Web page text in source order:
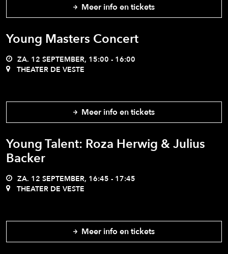
Meer info en tickets
Young Masters Concert
ZA. 12 SEPTEMBER, 15:00 - 16:00
THEATER DE VESTE
Meer info en tickets
Young Talent: Roza Herwig & Julius
Backer
ZA. 12 SEPTEMBER, 16:45 - 17:45
THEATER DE VESTE
Meer info en tickets